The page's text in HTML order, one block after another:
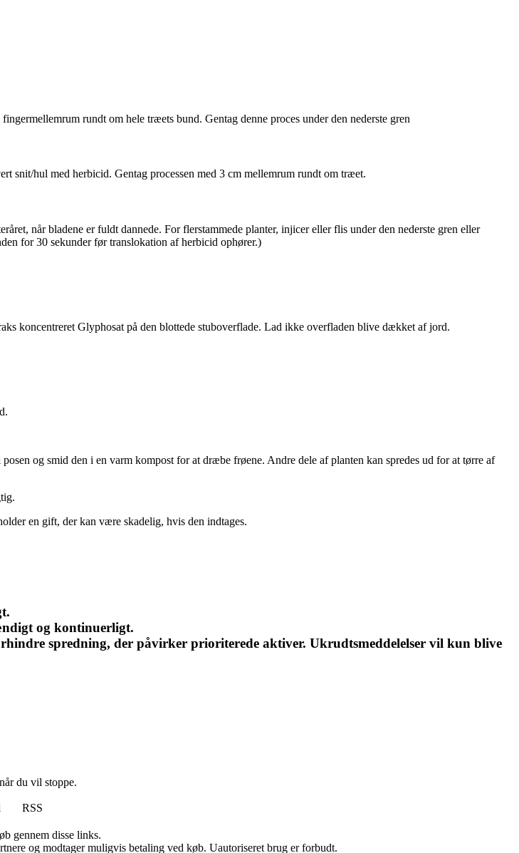
rundt om hele træets bund. Gentag denne proces under den nederste gren
snit/hul med herbicid. Gentag processen med 3 cm mellemrum rundt om træet.
når bladene er fuldt dannede. For flerstammede planter, injicer eller flis under den nederste gren eller
for 30 sekunder før translokation af herbicid ophører.)
koncentreret Glyphosat på den blottede stuboverflade. Lad ikke overfladen blive dækket af jord.
og smid den i en varm kompost for at dræbe frøene. Andre dele af planten kan spredes ud for at tørre af
en gift, der kan være skadelig, hvis den indtages.
og kontinuerligt.
spredning, der påvirker prioriterede aktiver. Ukrudtsmeddelelser vil kun blive
du vil stoppe.
RSS
gennem disse links.
og modtager muligvis betaling ved køb. Uautoriseret brug er forbudt.